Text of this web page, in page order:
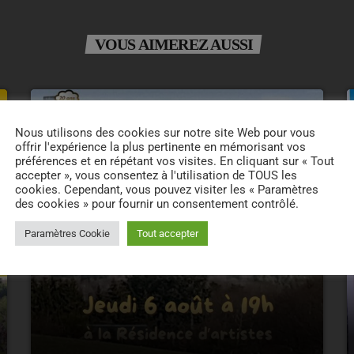
VOUS AIMEREZ AUSSI
insert_link
Nous utilisons des cookies sur notre site Web pour vous
offrir l'expérience la plus pertinente en mémorisant vos
préférences et en répétant vos visites. En cliquant sur « Tout
accepter », vous consentez à l'utilisation de TOUS les
cookies. Cependant, vous pouvez visiter les « Paramètres
des cookies » pour fournir un consentement contrôlé.
Paramètres Cookie Tout accepter